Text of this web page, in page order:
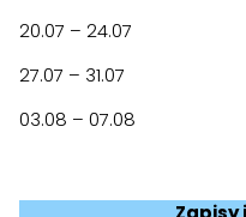
20.07 – 24.07
27.07 – 31.07
03.08 – 07.08